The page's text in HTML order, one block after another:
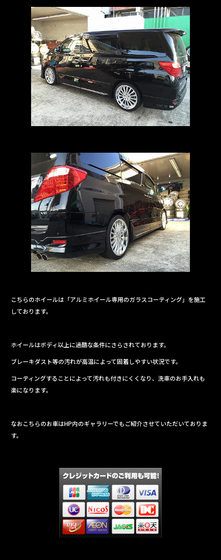
こちらのホイールは「アルミホイール専用のガラスコーティング」を施工
しております。
ホイールはボディ以上に過酷な条件にさらされております。
ブレーキダスト等の汚れが高温によって固着しやすい状況です。
コーティングすることによって汚れも付きにくくなり、洗車のお手入れも
楽になります。
なおこちらのお車はHP内のギャラリーでもご紹介させていただいておりま
す。